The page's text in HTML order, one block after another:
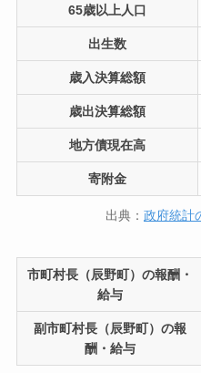
65歳以上人口
出生数
歳入決算総額
歳出決算総額
地方債現在高
寄附金
出典： 政府統計
市町村長（辰野町）の報酬・
給与
副市町村長（辰野町）の報
酬・給与